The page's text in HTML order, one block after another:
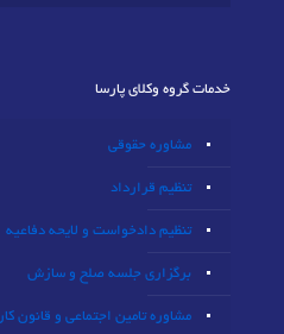
خدمات گروه وکلای پارسا
مشاوره حقوقی
تنظیم قرارداد
تنظیم دادخواست و لایحه دفاعیه
برگزاری جلسه صلح و سازش
مشاوره تامین اجتماعی و قانون کار